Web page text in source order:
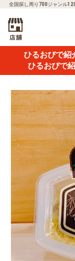
全国探し周り700ジャンル
ひるおびで紹
ひるおびで